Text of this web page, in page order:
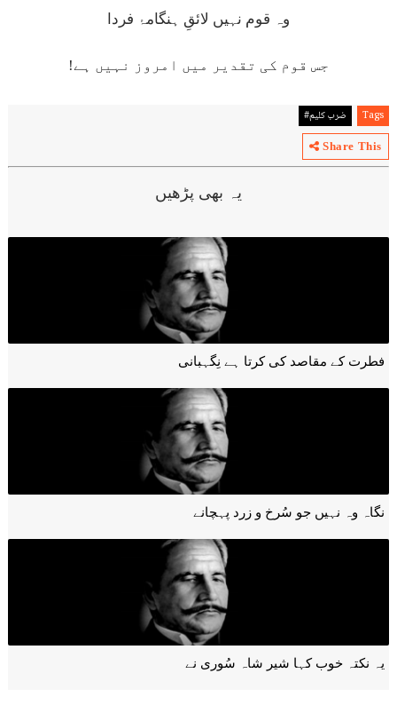
وہ قوم نہیں لائقِ ہنگامۂ فردا
جس قوم کی تقدیر میں امروز نہیں ہے!
Tags ضرب کلیم#
Share This
یہ بھی پڑھیں
فطرت کے مقاصد کی کرتا ہے نِگہبانی
نگاہ وہ نہیں جو سُرخ و زرد پہچانے
یہ نکتہ خوب کہا شیر شاہ سُوری نے